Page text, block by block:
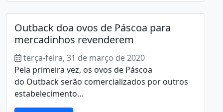
Outback doa ovos de Páscoa para
mercadinhos revenderem
terça-feira, 31 de março de 2020
Pela primeira vez, os ovos de Páscoa
do Outback serão comercializados por outros
estabelecimento...